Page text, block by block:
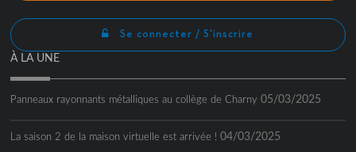
Se connecter / S'inscrire
À LA UNE
Panneaux rayonnants métalliques au collège de Charny 05/03/2025
La saison 2 de la maison virtuelle est arrivée ! 04/03/2025